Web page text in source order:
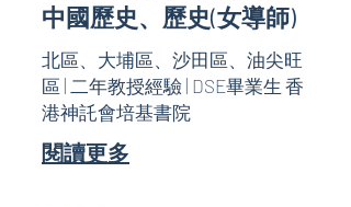
中國歷史、歷史(女導師)
北區、大埔區、沙田區、油尖旺
區 | 二年教授經驗 | DSE畢業生 香
港神託會培基書院
閱讀更多